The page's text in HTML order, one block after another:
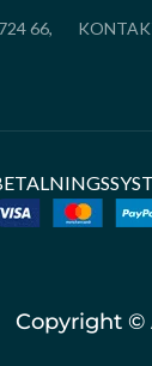
66,
Copyright ©